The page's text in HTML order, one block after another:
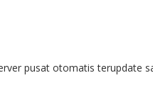
pusat otomatis terupdate